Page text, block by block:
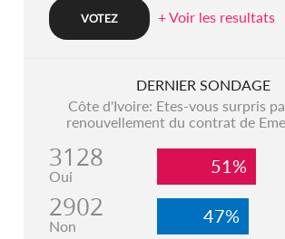
+ Voir les resultats
DERNIER SONDAGE
Côte d'Ivoire: Etes-vous surpris
renouvellement du contrat de
3128
Oui 51%
2902
Non 47%